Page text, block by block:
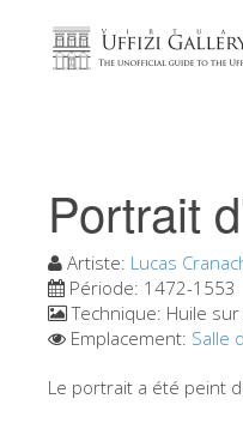
Accueil
L' avis
Portrait
Artiste: Lucas
Période: 1472-1553
Technique: Huile
Emplacement: Salle
Le portrait a été peint